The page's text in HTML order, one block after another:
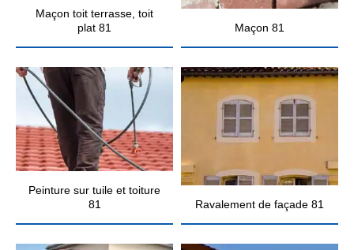
Maçon toit terrasse, toit
plat 81
Maçon 81
Peinture sur tuile et toiture
81
Ravalement de façade 81